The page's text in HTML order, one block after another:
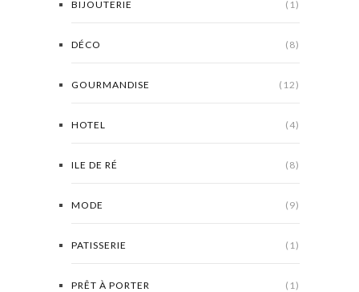
BIJOUTERIE (1)
DÉCO (8)
GOURMANDISE (12)
HOTEL (4)
ILE DE RÉ (8)
MODE (9)
PATISSERIE (1)
PRÊT À PORTER (1)